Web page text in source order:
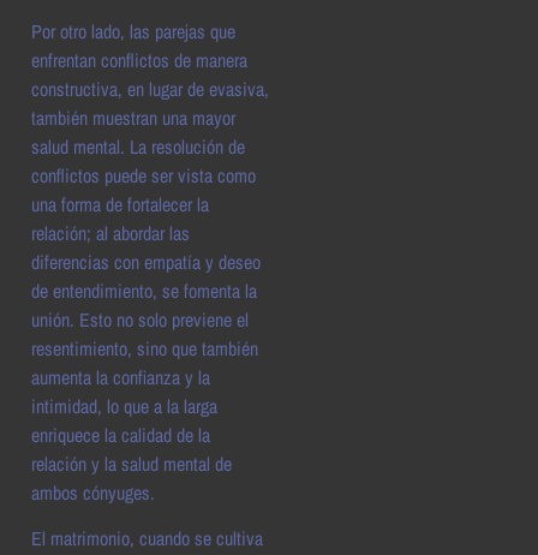
Por otro lado, las parejas que
enfrentan conflictos de manera
constructiva, en lugar de evasiva,
también muestran una mayor
salud mental. La resolución de
conflictos puede ser vista como
una forma de fortalecer la
relación; al abordar las
diferencias con empatía y deseo
de entendimiento, se fomenta la
unión. Esto no solo previene el
resentimiento, sino que también
aumenta la confianza y la
intimidad, lo que a la larga
enriquece la calidad de la
relación y la salud mental de
ambos cónyuges.
El matrimonio, cuando se cultiva